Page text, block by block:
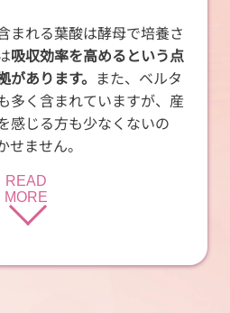
まれる葉酸は酵母で培養さ
吸収効率を高めるという点
あります。 また、ベルタ
多く含まれていますが、産
感じる方も少なくないの
ません。
READ
MORE